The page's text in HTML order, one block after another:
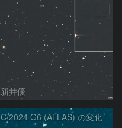
新井優
C/2024 G6 (ATLAS) の変化